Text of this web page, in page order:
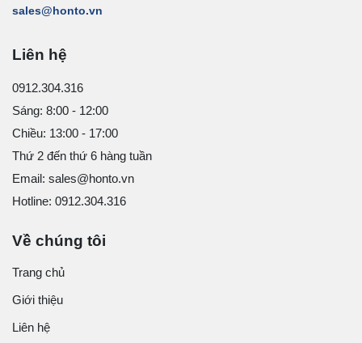
sales@honto.vn
Liên hệ
0912.304.316
Sáng: 8:00 - 12:00
Chiều: 13:00 - 17:00
Thứ 2 đến thứ 6 hàng tuần
Email: sales@honto.vn
Hotline: 0912.304.316
Về chúng tôi
Trang chủ
Giới thiệu
Liên hệ